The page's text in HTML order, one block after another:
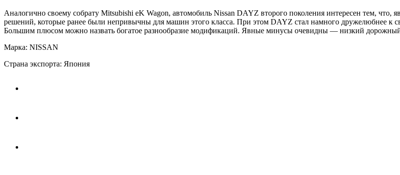
Аналогично своему собрату Mitsubishi eK Wagon, автомобиль Nissan DAYZ второго поколения интересен тем, что,
решений, которые ранее были непривычны для машин этого класса. При этом DAYZ стал намного дружелюбнее к
Большим плюсом можно назвать богатое разнообразие модификаций. Явные минусы очевидны — низкий дорожный
Марка: NISSAN
Страна экспорта: Япония